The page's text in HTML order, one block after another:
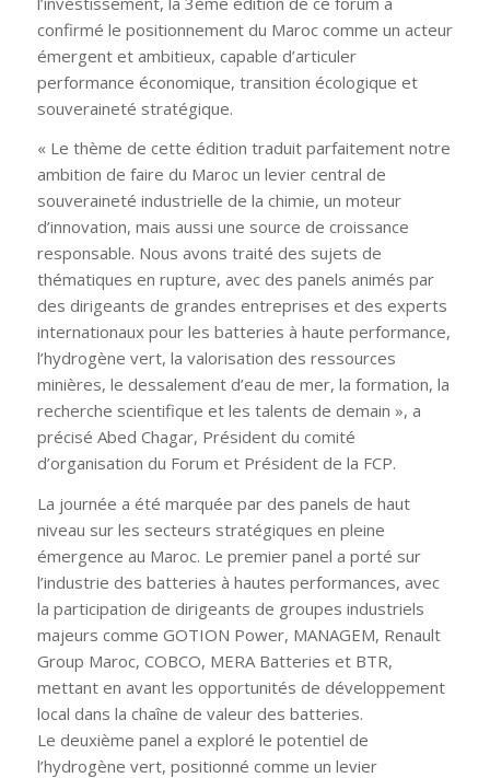
confirmé le positionnement du Maroc comme un acteur
émergent et ambitieux, capable d’articuler
performance économique, transition écologique et
souveraineté stratégique.
« Le thème de cette édition traduit parfaitement notre
ambition de faire du Maroc un levier central de
souveraineté industrielle de la chimie, un moteur
d’innovation, mais aussi une source de croissance
responsable. Nous avons traité des sujets de
thématiques en rupture, avec des panels animés par
des dirigeants de grandes entreprises et des experts
internationaux pour les batteries à haute performance,
l’hydrogène vert, la valorisation des ressources
minières, le dessalement d’eau de mer, la formation, la
recherche scientifique et les talents de demain », a
précisé Abed Chagar, Président du comité
d’organisation du Forum et Président de la FCP.
La journée a été marquée par des panels de haut
niveau sur les secteurs stratégiques en pleine
émergence au Maroc. Le premier panel a porté sur
l’industrie des batteries à hautes performances, avec
la participation de dirigeants de groupes industriels
majeurs comme GOTION Power, MANAGEM, Renault
Group Maroc, COBCO, MERA Batteries et BTR,
mettant en avant les opportunités de développement
local dans la chaîne de valeur des batteries.
Le deuxième panel a exploré le potentiel de
l’hydrogène vert, positionné comme un levier